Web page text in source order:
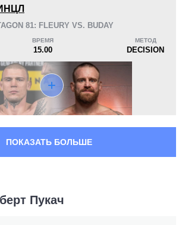
81: FLEURY VS. BUDAY
ВРЕМЯ
15.00
МЕТОД
DECISION
ПОКАЗАТЬ БОЛЬШЕ
Пукач